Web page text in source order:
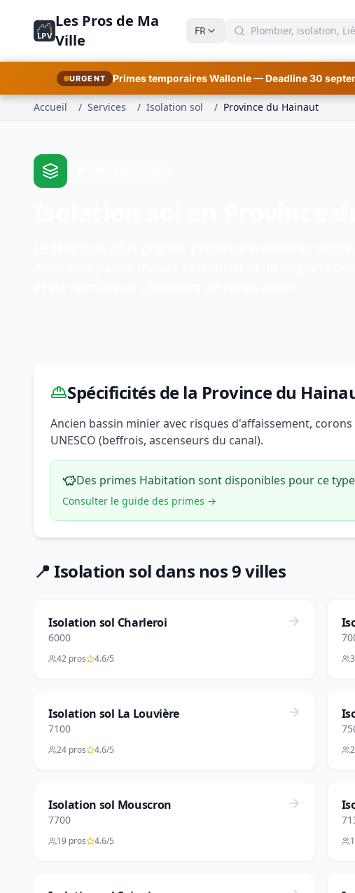
LPV
Les Pros de Ma
Ville
FR
URGENT Primes temporaires Wallonie — Deadline 30
Accueil / Services / Isolation sol / Province du Hainaut
Spécificités de la Province du
Ancien bassin minier avec risques d'affaissement,
UNESCO (beffrois, ascenseurs du canal).
Des primes Habitation sont disponibles pour ce
Consulter le guide des primes →
📍 Isolation sol dans nos 9 villes
Isolation sol Charleroi
6000
42 pros 4.6/5
Isolation sol La Louvière
7100
24 pros 4.6/5
Isolation sol Mouscron
7700
19 pros 4.6/5